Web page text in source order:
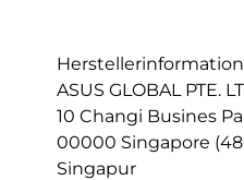
Herstellerinformation
ASUS GLOBAL PTE.
10 Changi Busines
00000 Singapore
Singapur